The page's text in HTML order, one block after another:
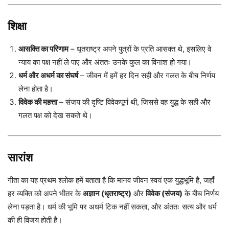
शिक्षा
आसक्ति का परिणाम– धृतराष्ट्र अपने पुत्रों के प्रति आसक्त थे, इसलिए वे
न्याय का पक्ष नहीं ले पाए और अंततः उनके कुल का विनाश हो गया।
धर्म और अधर्म का संघर्ष– जीवन में हमें हर दिन सही और गलत के बीच निर्णय
लेना होता है।
विवेक की महत्ता– संजय की दृष्टि विवेकपूर्ण थी, जिससे वह युद्ध के सही और
गलत पक्ष को देख सकते थे।
सारांश
गीता का यह प्रथम श्लोक हमें बताता है कि मानव जीवन स्वयं एक युद्धभूमि है, जहाँ
हर व्यक्ति को अपने भीतर केअज्ञान (धृतराष्ट्र) औरविवेक (संजय) के बीच निर्णय
लेना पड़ता है। धर्म की भूमि पर अधर्म टिक नहीं सकता, और अंततः सत्य और धर्म
की ही विजय होती है।